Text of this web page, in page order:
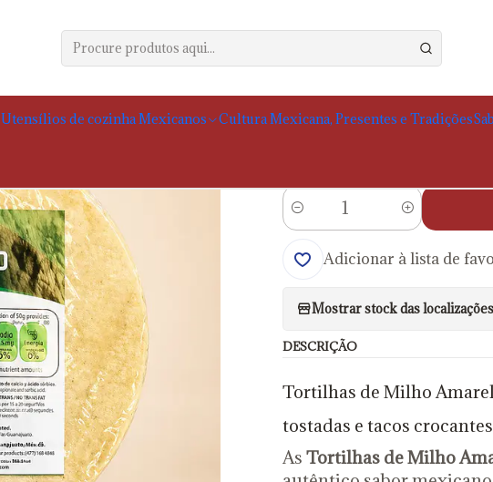
Utensílios de cozinha Mexicanos Cultura Mexicana, Presentes e Tradições
Tortilha para fritar
Quantidade
Adicionar à lista de
Mostrar stock das localizações
DESCRIÇÃO
Tortilhas de Milho
tostadas e tacos
As Tortilhas de Milho